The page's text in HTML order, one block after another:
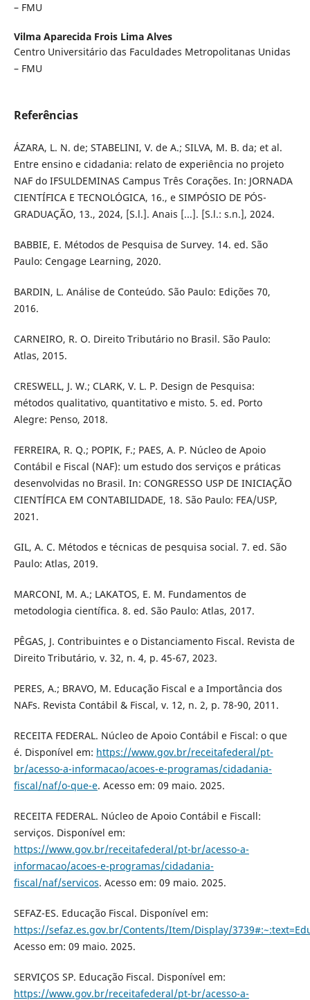
– FMU
Vilma Aparecida Frois Lima Alves
Centro Universitário das Faculdades Metropolitanas Unidas
– FMU
Referências
ÁZARA, L. N. de; STABELINI, V. de A.; SILVA, M. B. da; et al.
Entre ensino e cidadania: relato de experiência no projeto
NAF do IFSULDEMINAS Campus Três Corações. In: JORNADA
CIENTÍFICA E TECNOLÓGICA, 16., e SIMPÓSIO DE PÓS-
GRADUAÇÃO, 13., 2024, [S.l.]. Anais [...]. [S.l.: s.n.], 2024.
BABBIE, E. Métodos de Pesquisa de Survey. 14. ed. São
Paulo: Cengage Learning, 2020.
BARDIN, L. Análise de Conteúdo. São Paulo: Edições 70,
2016.
CARNEIRO, R. O. Direito Tributário no Brasil. São Paulo:
Atlas, 2015.
CRESWELL, J. W.; CLARK, V. L. P. Design de Pesquisa:
métodos qualitativo, quantitativo e misto. 5. ed. Porto
Alegre: Penso, 2018.
FERREIRA, R. Q.; POPIK, F.; PAES, A. P. Núcleo de Apoio
Contábil e Fiscal (NAF): um estudo dos serviços e práticas
desenvolvidas no Brasil. In: CONGRESSO USP DE INICIAÇÃO
CIENTÍFICA EM CONTABILIDADE, 18. São Paulo: FEA/USP,
2021.
GIL, A. C. Métodos e técnicas de pesquisa social. 7. ed. São
Paulo: Atlas, 2019.
MARCONI, M. A.; LAKATOS, E. M. Fundamentos de
metodologia científica. 8. ed. São Paulo: Atlas, 2017.
PÊGAS, J. Contribuintes e o Distanciamento Fiscal. Revista de
Direito Tributário, v. 32, n. 4, p. 45-67, 2023.
PERES, A.; BRAVO, M. Educação Fiscal e a Importância dos
NAFs. Revista Contábil & Fiscal, v. 12, n. 2, p. 78-90, 2011.
RECEITA FEDERAL. Núcleo de Apoio Contábil e Fiscal: o que
é. Disponível em: https://www.gov.br/receitafederal/pt-
br/acesso-a-informacao/acoes-e-programas/cidadania-
fiscal/naf/o-que-e. Acesso em: 09 maio. 2025.
RECEITA FEDERAL. Núcleo de Apoio Contábil e Fiscall:
serviços. Disponível em:
https://www.gov.br/receitafederal/pt-br/acesso-a-
informacao/acoes-e-programas/cidadania-
fiscal/naf/servicos. Acesso em: 09 maio. 2025.
SEFAZ-ES. Educação Fiscal. Disponível em:
https://sefaz.es.gov.br/Contents/Item/Display/
Acesso em: 09 maio. 2025.
SERVIÇOS SP. Educação Fiscal. Disponível em:
https://www.gov.br/receitafederal/pt-br/acesso-a-